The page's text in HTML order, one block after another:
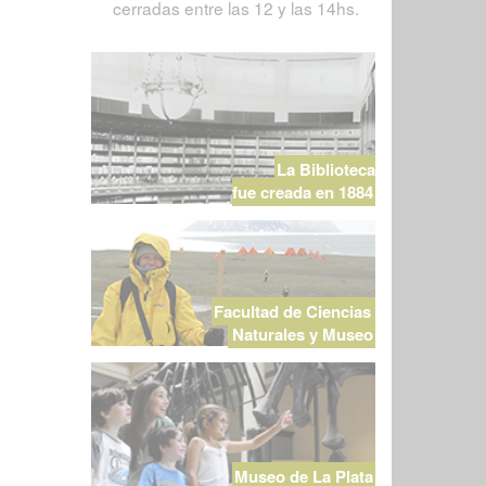
cerradas entre las 12 y las 14hs.
La Biblioteca
fue creada en 1884
Facultad de Ciencias
Naturales y Museo
Museo de La Plata